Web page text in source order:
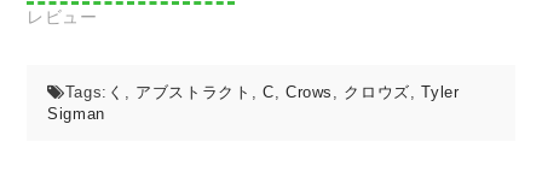
レビュー
Tags: く アブストラクト C Crows クロウズ ,Tyler
Sigman